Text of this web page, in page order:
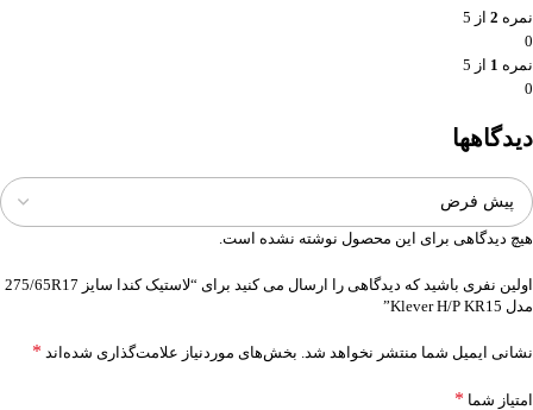
نمره 2 از 5
0
نمره 1 از 5
0
دیدگاهها
هیچ دیدگاهی برای این محصول نوشته نشده است.
اولین نفری باشید که دیدگاهی را ارسال می کنید برای “لاستیک کندا سایز 275/65R17
مدل Klever H/P KR15”
نشانی ایمیل شما منتشر نخواهد شد. بخش‌های موردنیاز علامت‌گذاری شده‌اند *
امتیاز شما *